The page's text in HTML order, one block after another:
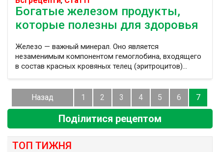
Богатые железом продукты,
которые полезны для здоровья
Железо — важный минерал. Оно является
незаменимым компонентом гемоглобина, входящего
в состав красных кровяных телец (эритроцитов)...
Назад 1 2 3 4 5 6 7
Поділитися рецептом
ТОП ТИЖНЯ